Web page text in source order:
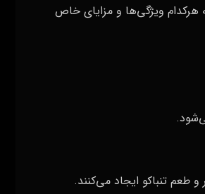
هرکدام ویژگی‌ها و مزایای خاص
و طعم تنباکو ایجاد می‌کنند.